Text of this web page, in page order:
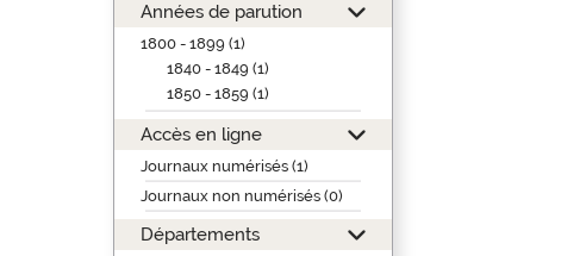
Années de parution
1800 - 1899 (1)
1840 - 1849 (1)
1850 - 1859 (1)
Accès en ligne
Journaux numérisés (1)
Journaux non numérisés (0)
Départements